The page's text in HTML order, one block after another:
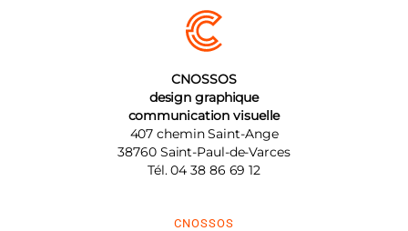
CNOSSOS
design graphique
communication visuelle
407 chemin Saint-Ange
38760 Saint-Paul-de-Varces
Tél.04 38 86 69 12
CNOSSOS